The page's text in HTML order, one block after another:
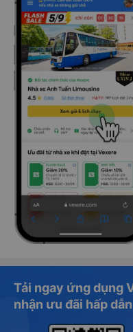
Tải ngay ứng dụng
nhận ưu đãi hấp dẫn